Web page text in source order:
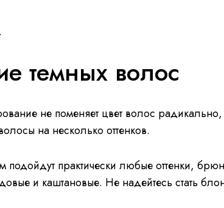
темных волос
не поменяет цвет волос
на несколько оттенков.
практически любые оттенки,
и каштановые. Не надейтесь стать